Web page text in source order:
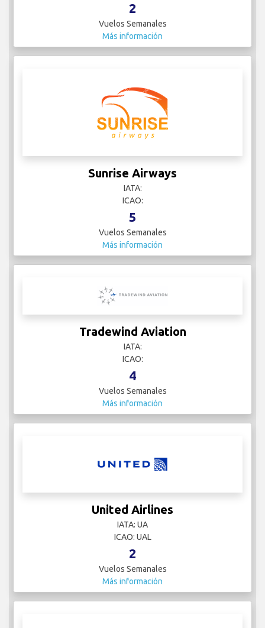
2
Vuelos Semanales
Más información
Sunrise Airways
IATA:
ICAO:
5
Vuelos Semanales
Más información
Tradewind Aviation
IATA:
ICAO:
4
Vuelos Semanales
Más información
United Airlines
IATA: UA
ICAO: UAL
2
Vuelos Semanales
Más información